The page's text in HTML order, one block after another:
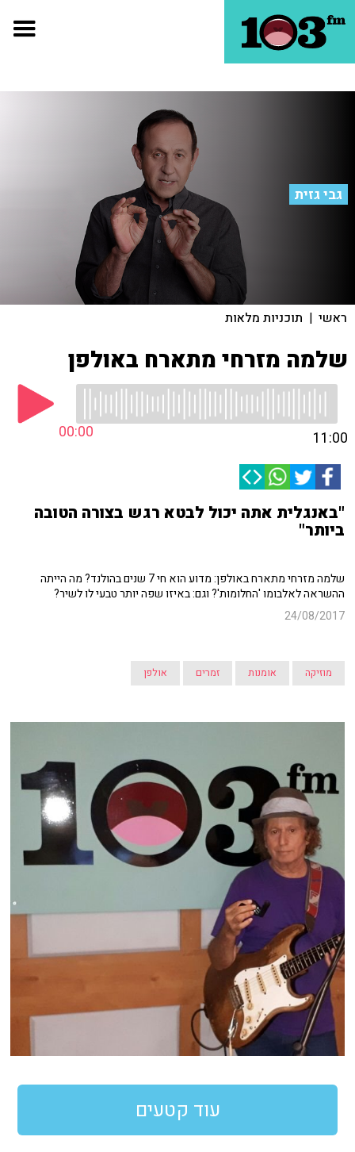
גבי גזית
ראשי | תוכניות מלאות
שלמה מזרחי מתארח באולפן
00:00 11:00
"באנגלית אתה יכול לבטא רגש בצורה הטובה
ביותר"
שלמה מזרחי מתארח באולפן: מדוע הוא חי 7 שנים בהולנד? מה הייתה
ההשראה לאלבומו 'החלומות'? וגם: באיזו שפה יותר טבעי לו לשיר?
24/08/2017
מוזיקה אומנות זמרים אולפן
עוד קטעים